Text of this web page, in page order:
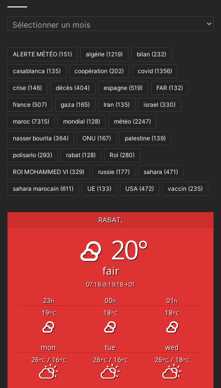
Archives
ALERTE MÉTÉO (151) algérie (1219) bilan (232)
casablanca (135) coopération (202) covid (1356)
crise (146) décès (404) espagne (519) FAR (132)
france (507) gaza (165) Iran (135) israel (330)
maroc (7315) mondial (128) météo (2247)
nasser bourita (364) ONU (167) palestine (139)
polisario (293) rabat (128) Roi (280)
ROI MOHAMMED VI (329) russie (177) sahara (471)
sahara marocain (611) UE (133) USA (472) vaccin (235)
RABAT,
20°
fair
07:18 19:18 +01
23h 00h 01 h
19°C 18°C 18°C
mon tue
wed
26°C/ 16°C 26°C/ 16°C 26°C/ 18°C